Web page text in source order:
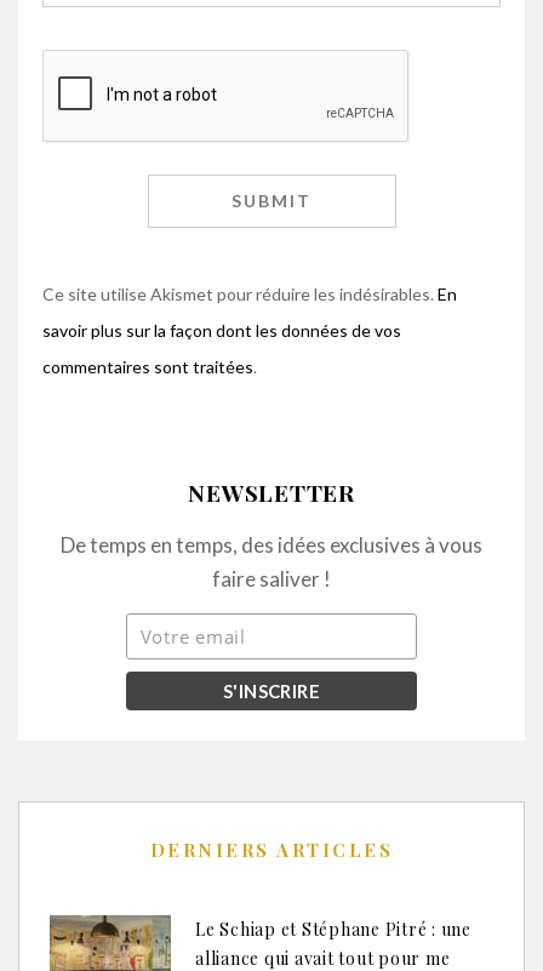
Ce site utilise Akismet pour réduire les indésirables. En
savoir plus sur la façon dont les données de vos
commentaires sont traitées.
NEWSLETTER
De temps en temps, des idées exclusives à vous
faire saliver !
DERNIERS ARTICLES
Le Schiap et Stéphane Pitré : une
alliance qui avait tout pour me